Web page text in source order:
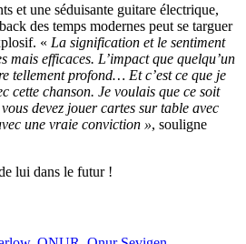
et une séduisante guitare électrique,
des temps modernes peut se targuer
« La signification et le sentiment
mais efficaces. L’impact que quelqu’un
tellement profond… Et c’est ce que je
cette chanson. Je voulais que ce soit
devez jouer cartes sur table avec
une vraie conviction », souligne
lui dans le futur !